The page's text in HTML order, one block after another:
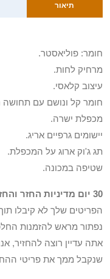
תיאור
חומר: פוליאסטר.
מרחיק לחות.
עיצוב קלאסי.
חומר קל ונושם עם תחושה
מכפלת ישרה.
יישומים גרפיים אריג.
תג ג'וק ארוג על המכפלת.
שטיפה במכונה.
30 יום מדיניות החזר והחזר כספי
נפתור מראש להזמנות
אתה עדיין רוצה להחזיר,
שנקבל ממך את פריטי